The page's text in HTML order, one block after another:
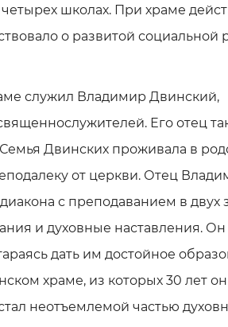
школах. При храме
о развитой социальной
служил Владимир Двинский,
Его отец
Двинских проживала в
от церкви. Отец
с преподаванием в двух
и духовные наставления. Он
дать им достойное
храме, из которых 30 лет
неотъемлемой частью